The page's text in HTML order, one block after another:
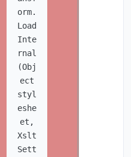
orm.
Load
Inte
rnal
(Obj
ect
styl
eshe
et,
Xslt
Sett